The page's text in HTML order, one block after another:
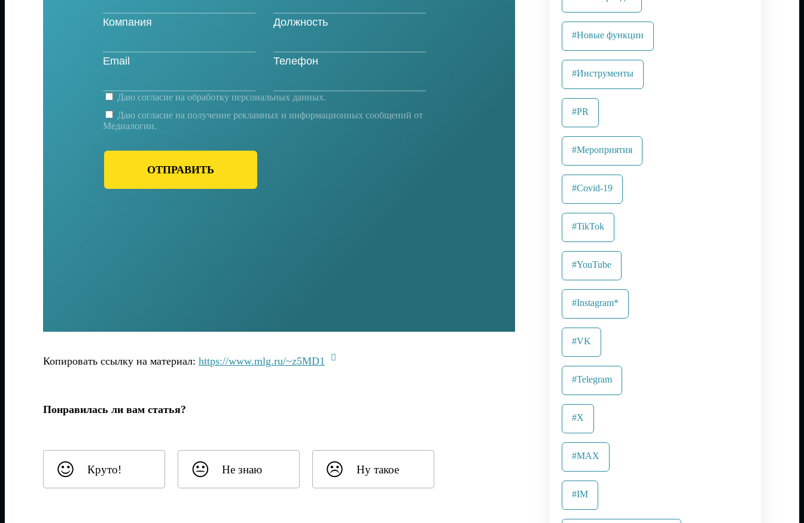
ОТПРАВИТЬ
Даю согласие на обработку персональных данных.
Даю согласие на получение рекламных и информационных сообщений от
Медиалогии.
Копировать ссылку на материал: https://www.mlg.ru/~z5MD1
Понравилась ли вам статья?
Круто! Не знаю Ну такое
#Новые функции
#Инструменты
#PR
#Мероприятия
#Covid-19
#TikTok
#YouTube
#Instagram*
#VK
#Telegram
#X
#MAX
#IM